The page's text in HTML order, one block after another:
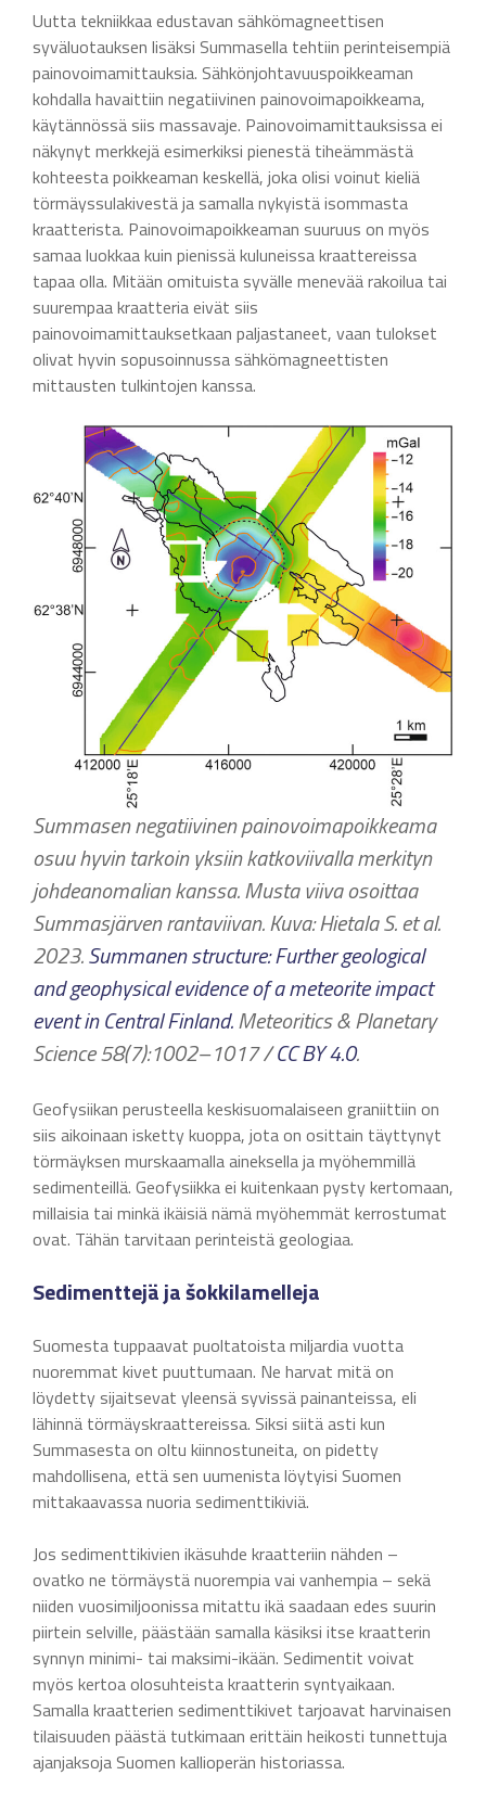
Uutta tekniikkaa edustavan sähkömagneettisen
syväluotauksen lisäksi Summasella tehtiin perinteisempiä
painovoimamittauksia. Sähkönjohtavuuspoikkeaman
kohdalla havaittiin negatiivinen painovoimapoikkeama,
käytännössä siis massavaje. Painovoimamittauksissa ei
näkynyt merkkejä esimerkiksi pienestä tiheämmästä
kohteesta poikkeaman keskellä, joka olisi voinut kieliä
törmäyssulakivestä ja samalla nykyistä isommasta
kraatterista. Painovoimapoikkeaman suuruus on myös
samaa luokkaa kuin pienissä kuluneissa kraattereissa
tapaa olla. Mitään omituista syvälle menevää rakoilua tai
suurempaa kraatteria eivät siis
painovoimamittauksetkaan paljastaneet, vaan tulokset
olivat hyvin sopusoinnussa sähkömagneettisten
mittausten tulkintojen kanssa.
Summasen negatiivinen painovoimapoikkeama
osuu hyvin tarkoin yksiin katkoviivalla merkityn
johdeanomalian kanssa. Musta viiva osoittaa
Summasjärven rantaviivan. Kuva: Hietala S. et al.
2023.Summanen structure: Further geological
and geophysical evidence of a meteorite impact
event in Central Finland.Meteoritics & Planetary
Science 58(7):1002–1017 /CC BY 4.0.
Geofysiikan perusteella keskisuomalaiseen graniittiin on
siis aikoinaan isketty kuoppa, jota on osittain täyttynyt
törmäyksen murskaamalla aineksella ja myöhemmillä
sedimenteillä. Geofysiikka ei kuitenkaan pysty kertomaan,
millaisia tai minkä ikäisiä nämä myöhemmät kerrostumat
ovat. Tähän tarvitaan perinteistä geologiaa.
Sedimenttejä ja šokkilamelleja
Suomesta tuppaavat puoltatoista miljardia vuotta
nuoremmat kivet puuttumaan. Ne harvat mitä on
löydetty sijaitsevat yleensä syvissä painanteissa, eli
lähinnä törmäyskraattereissa. Siksi siitä asti kun
Summasesta on oltu kiinnostuneita, on pidetty
mahdollisena, että sen uumenista löytyisi Suomen
mittakaavassa nuoria sedimenttikiviä.
Jos sedimenttikivien ikäsuhde kraatteriin nähden –
ovatko ne törmäystä nuorempia vai vanhempia – sekä
niiden vuosimiljoonissa mitattu ikä saadaan edes suurin
piirtein selville, päästään samalla käsiksi itse kraatterin
synnyn minimi- tai maksimi-ikään. Sedimentit voivat
myös kertoa olosuhteista kraatterin syntyaikaan.
Samalla kraatterien sedimenttikivet tarjoavat harvinaisen
tilaisuuden päästä tutkimaan erittäin heikosti tunnettuja
ajanjaksoja Suomen kallioperän historiassa.